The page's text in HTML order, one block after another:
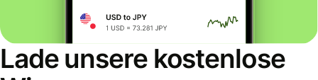
Lade unsere kostenlose